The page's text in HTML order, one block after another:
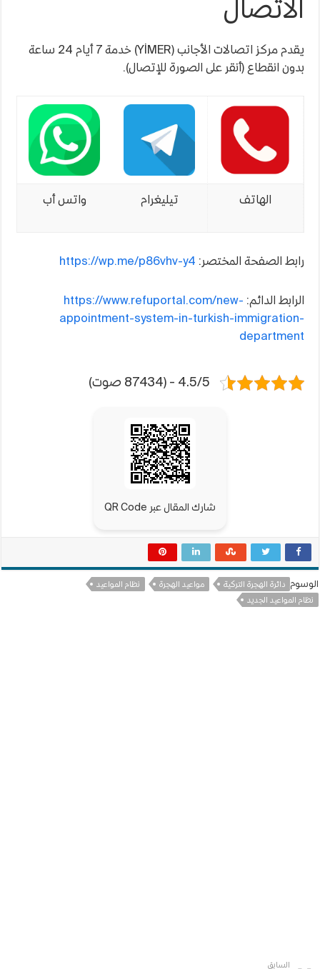
الاتصال
يقدم مركز اتصالات الأجانب (YİMER) خدمة 7 أيام 24 ساعة
بدون انقطاع (أنقر على الصورة للإتصال).
الهاتف تيليغرام واتس أب
رابط الصفحة المختصر: https://wp.me/p86vhv-y4
الرابط الدائم: https://www.refuportal.com/new-
appointment-system-in-turkish-immigration-
department
4.5/5 - (87434 صوت)
شارك المقال عبر QR Code
الوسوم دائرة الهجرة التركية مواعيد الهجرة
نظام المواعيد
نظام المواعيد الجديد
السابق